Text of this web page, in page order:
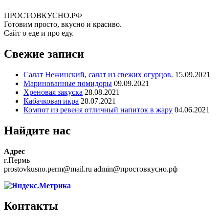
ПРОСТОВКУСНО.РФ
Готовим просто, вкусно и красиво.
Сайт о еде и про еду.
Свежие записи
Салат Нежинский, салат из свежих огурцов. 15.09.2021
Маринованные помидоры 09.09.2021
Хреновая закуска 28.08.2021
Кабачковая икра 28.07.2021
Компот из ревеня отличный напиток в жару 04.06.2021
Найдите нас
Адрес
г.Пермь
prostovkusno.perm@mail.ru admin@простовкусно.рф
Контакты